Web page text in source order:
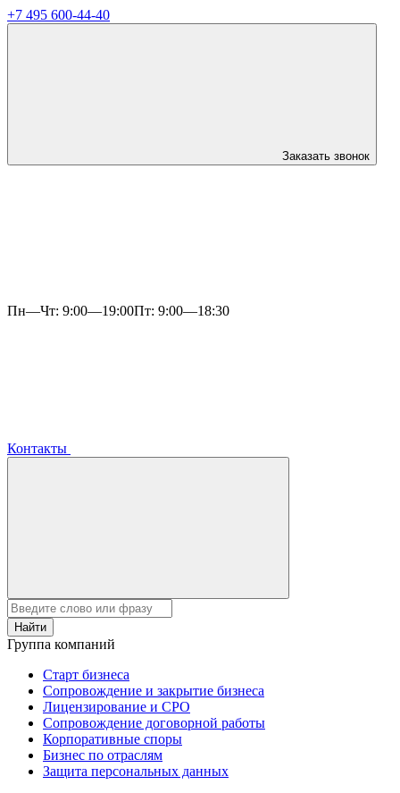
+7 495 600-44-40
Заказать звонок
Пн—Чт: 9:00—19:00Пт: 9:00—18:30
Контакты
Найти
Группа компаний
Старт бизнеса
Сопровождение и закрытие бизнеса
Лицензирование и СРО
Сопровождение договорной работы
Корпоративные споры
Бизнес по отраслям
Защита персональных данных